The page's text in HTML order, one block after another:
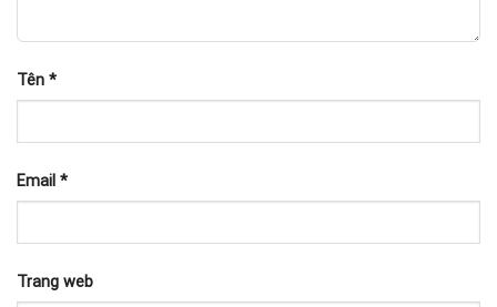
Tên *
Email *
Trang web